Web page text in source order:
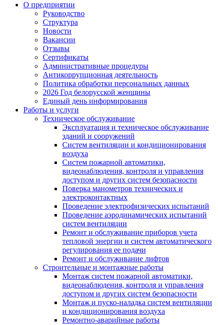
О предприятии
Руководство
Структура
Новости
Вакансии
Отзывы
Сертификаты
Административные процедуры
Антикоррупционная деятельность
Политика обработки персональных данных
2026 Год белорусской женщины
Единый день информирования
Работы и услуги
Техническое обслуживание
Эксплуатация и техническое обслуживание
зданий и сооружений
Систем вентиляции и кондиционирования
воздуха
Систем пожарной автоматики,
видеонаблюдения, контроля и управления
доступом и других систем безопасности
Поверка манометров технических и
электроконтактных
Проведение электрофизических испытаний
Проведение аэродинамических испытаний
систем вентиляции
Ремонт и обслуживание приборов учета
тепловой энергии и систем автоматического
регулирования ее подачи
Ремонт и обслуживание лифтов
Строительные и монтажные работы
Монтаж систем пожарной автоматики,
видеонаблюдения, контроля и управления
доступом и других систем безопасности
Монтаж и пуско-наладка систем вентиляции
и кондиционирования воздуха
Ремонтно-аварийные работы